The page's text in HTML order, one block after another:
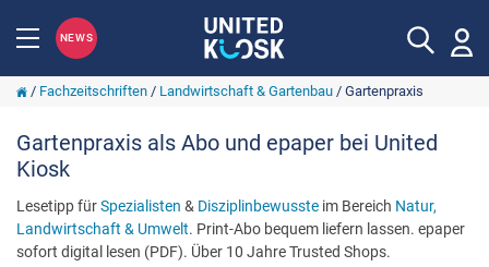
NEWS
/ Fachzeitschriften/ Landwirtschaft & Gartenbau/ Gartenpraxis
Gartenpraxis als Abo und epaper bei United
Kiosk
Lesetipp fürSpezialisten & Disziplinbewusste im Bereich Natur,
Landwirtschaft & Umwelt. Print-Abo bequem liefern lassen. epaper
sofort digital lesen (PDF). Über 10 Jahre Trusted Shops.